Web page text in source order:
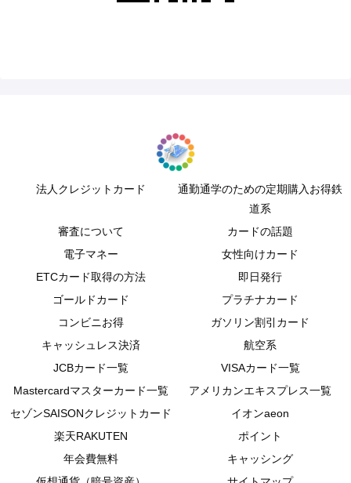
法人クレジットカード
通勤通学のための定期購入お得鉄
道系
審査について
カードの話題
電子マネー
女性向けカード
ETCカード取得の方法
即日発行
ゴールドカード
プラチナカード
コンビニお得
ガソリン割引カード
キャッシュレス決済
航空系
JCBカード一覧
VISAカード一覧
Mastercardマスターカード一覧
アメリカンエキスプレス一覧
セゾンSAISONクレジットカード
イオンaeon
楽天RAKUTEN
ポイント
年会費無料
キャッシング